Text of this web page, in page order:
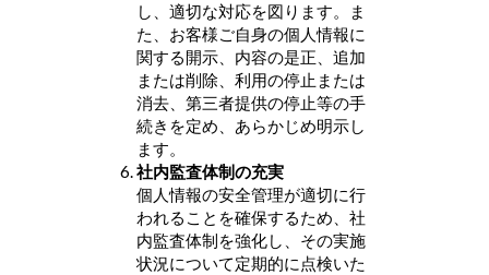
し、適切な対応を図ります。ま
た、お客様ご自身の個人情報に
関する開示、内容の是正、追加
または削除、利用の停止または
消去、第三者提供の停止等の手
続きを定め、あらかじめ明示し
ます。
社内監査体制の充実
個人情報の安全管理が適切に行
われることを確保するため、社
内監査体制を強化し、その実施
状況について定期的に点検いた